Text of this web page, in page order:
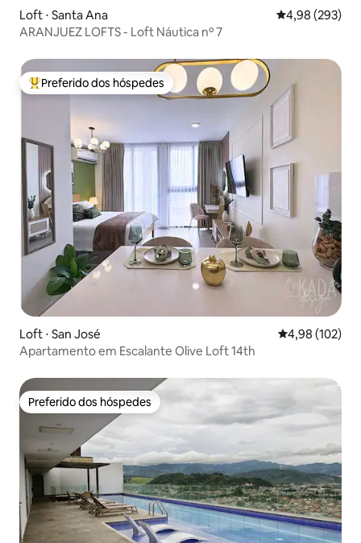
Loft ⋅ Santa Ana 4,98 de uma
4,98 (293)
ARANJUEZ LOFTS - Loft Náutica nº 7
Entre os melhores preferidos dos hóspedes
Preferido dos hóspedes
Loft ⋅ San José 4,98 de uma
4,98 (102)
Apartamento em Escalante Olive Loft 14th
Preferido dos hóspedes
Preferido dos hóspedes